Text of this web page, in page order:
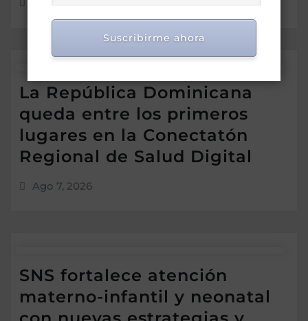
La República Dominicana
queda entre los primeros
lugares en la Conectatón
Regional de Salud Digital
Ago 7, 2026
SNS fortalece atención
materno-infantil y neonatal
Suscribirme ahora